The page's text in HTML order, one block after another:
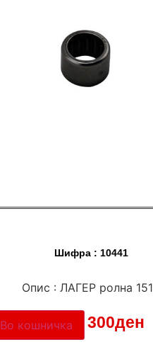
Шифра : 10441
Опис : ЛАГЕР ролна
Цена: 300ден
Во кошничка